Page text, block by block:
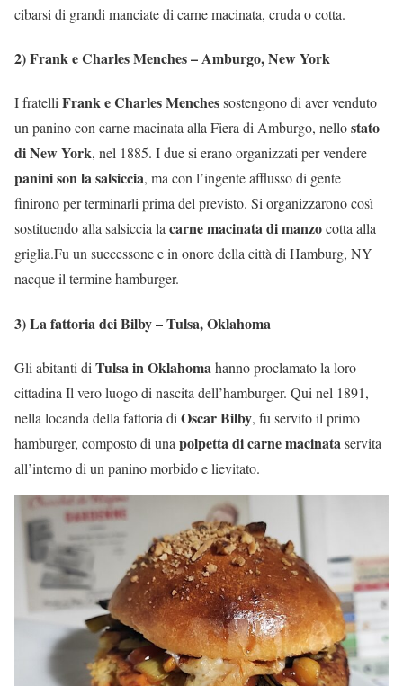
cibarsi di grandi manciate di carne macinata, cruda o cotta.
2) Frank e Charles Menches – Amburgo, New York
I fratelliFrank e Charles Menchessostengono di aver venduto
un panino con carne macinata alla Fiera di Amburgo, nellostato
di New York, nel 1885. I due si erano organizzati per vendere
panini son la salsiccia, ma con l’ingente afflusso di gente
finirono per terminarli prima del previsto. Si organizzarono così
sostituendo alla salsiccia lacarne macinata di manzocotta alla
griglia.Fu un successone e in onore della città di Hamburg, NY
nacque il termine hamburger.
3) La fattoria dei Bilby – Tulsa, Oklahoma
Gli abitanti di Tulsa in Oklahomahanno proclamato la loro
cittadina Il vero luogo di nascita dell’hamburger. Qui nel 1891,
nella locanda della fattoria di Oscar Bilby, fu servito il primo
hamburger, composto di una polpetta di carne macinataservita
all’interno di un panino morbido e lievitato.